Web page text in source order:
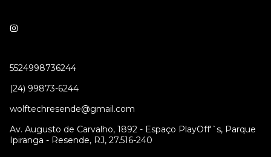
5524998736244
(24) 99873-6244
wolftechresende@gmail.com
Av. Augusto de Carvalho, 1892 - Espaço PlayOff'`s, Parque
Ipiranga - Resende, RJ, 27.516-240